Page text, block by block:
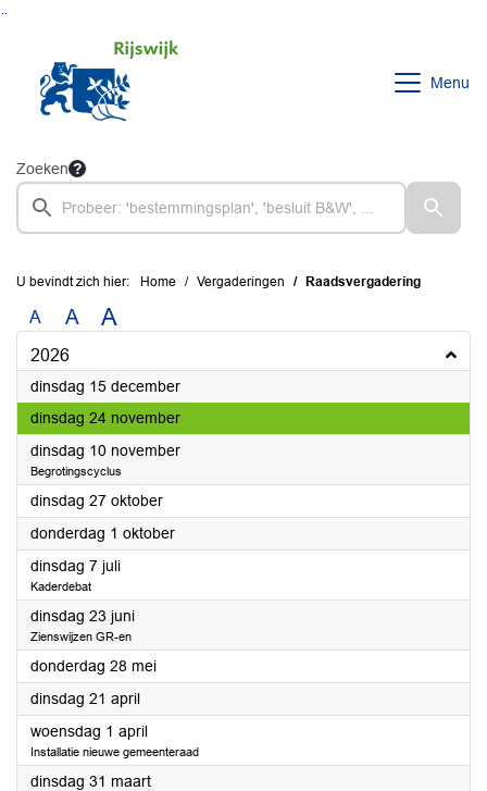
Menu
Zoeken
U bevindt zich hier: Home Vergaderingen Raadsvergadering
A A A
2026
dinsdag 15 december2026
dinsdag 24 november2026
dinsdag 10 november2026
Begrotingscyclus
dinsdag 27 oktober2026
donderdag 1 oktober2026
dinsdag 7 juli2026
Kaderdebat
dinsdag 23 juni2026
Zienswijzen GR-en
donderdag 28 mei2026
dinsdag 21 april2026
woensdag 1 april2026
Installatie nieuwe gemeenteraad
dinsdag 31 maart2026